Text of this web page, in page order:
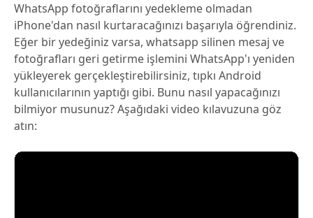
WhatsApp fotoğraflarını yedekleme olmadan
iPhone'dan nasıl kurtaracağınızı başarıyla öğrendiniz.
Eğer bir yedeğiniz varsa, whatsapp silinen mesaj ve
fotoğrafları geri getirme işlemini WhatsApp'ı yeniden
yükleyerek gerçekleştirebilirsiniz, tıpkı Android
kullanıcılarının yaptığı gibi. Bunu nasıl yapacağınızı
bilmiyor musunuz? Aşağıdaki video kılavuzuna göz
atın: